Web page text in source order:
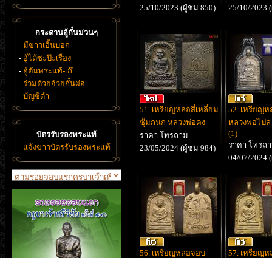
กระดานอู้กั๋นม่วนๆ
- มีข่าวเอิ้นบอก
- อู้ได้ซะป๊ะเรื่อง
- ฮู้ตันพระแท้-เก๊
- ร่วมด้วยจ้วยกั๋นผ่อ
- บัญชีดำ
บัตรรับรองพระแท้
- แจ้งข่าวบัตรรับรองพระแท้
25/10/2023 (ผู้ชม 850)
25/10/2023
51. เหรียญหล่อสี่เหลี่ยม
ซุ้มกนก หลวงพ่อคง
ราคา โทรถาม
23/05/2024 (ผู้ชม 984)
52. เหรียญห
หลวงพ่อไป
(1)
ราคา โทรถ
04/07/2024
56. เหรียญหล่อจอบ
57. เหรียญ